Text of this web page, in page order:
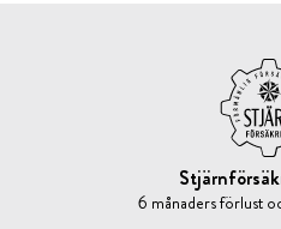
6 månaders förlust